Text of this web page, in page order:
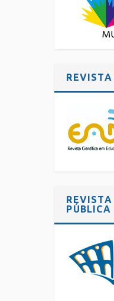
REVISTA
REVISTA
PÚBLICA